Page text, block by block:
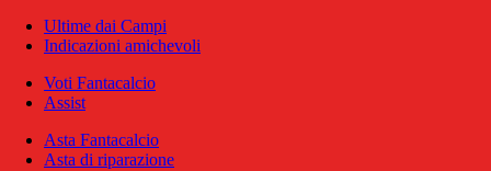
Ultime dai Campi
Indicazioni amichevoli
Voti Fantacalcio
Assist
Asta Fantacalcio
Asta di riparazione